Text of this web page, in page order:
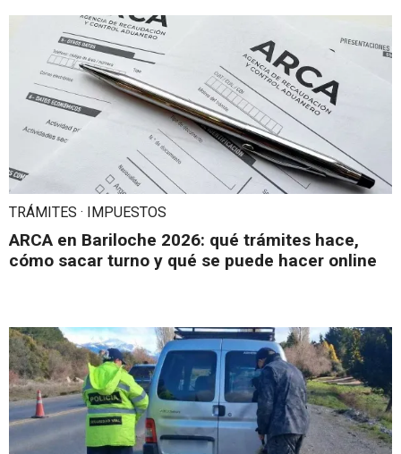
TRÁMITES · IMPUESTOS
ARCA en Bariloche 2026: qué trámites hace,
cómo sacar turno y qué se puede hacer online